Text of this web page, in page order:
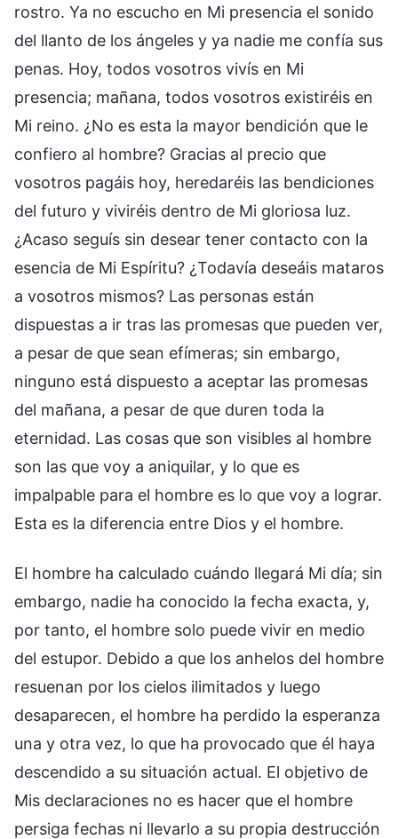
rostro. Ya no escucho en Mi presencia el sonido
del llanto de los ángeles y ya nadie me confía sus
penas. Hoy, todos vosotros vivís en Mi
presencia; mañana, todos vosotros existiréis en
Mi reino. ¿No es esta la mayor bendición que le
confiero al hombre? Gracias al precio que
vosotros pagáis hoy, heredaréis las bendiciones
del futuro y viviréis dentro de Mi gloriosa luz.
¿Acaso seguís sin desear tener contacto con la
esencia de Mi Espíritu? ¿Todavía deseáis mataros
a vosotros mismos? Las personas están
dispuestas a ir tras las promesas que pueden ver,
a pesar de que sean efímeras; sin embargo,
ninguno está dispuesto a aceptar las promesas
del mañana, a pesar de que duren toda la
eternidad. Las cosas que son visibles al hombre
son las que voy a aniquilar, y lo que es
impalpable para el hombre es lo que voy a lograr.
Esta es la diferencia entre Dios y el hombre.
El hombre ha calculado cuándo llegará Mi día; sin
embargo, nadie ha conocido la fecha exacta, y,
por tanto, el hombre solo puede vivir en medio
del estupor. Debido a que los anhelos del hombre
resuenan por los cielos ilimitados y luego
desaparecen, el hombre ha perdido la esperanza
una y otra vez, lo que ha provocado que él haya
descendido a su situación actual. El objetivo de
Mis declaraciones no es hacer que el hombre
persiga fechas ni llevarlo a su propia destrucción